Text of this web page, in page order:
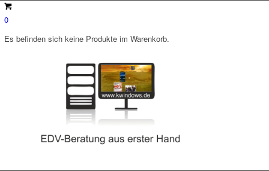
0
Es befinden sich keine Produkte im Warenkorb.